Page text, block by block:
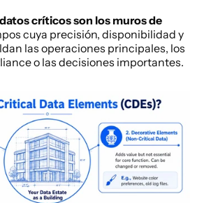
críticos son los muros de
cuya precisión, disponibilidad y
las operaciones principales, los
o las decisiones importantes.